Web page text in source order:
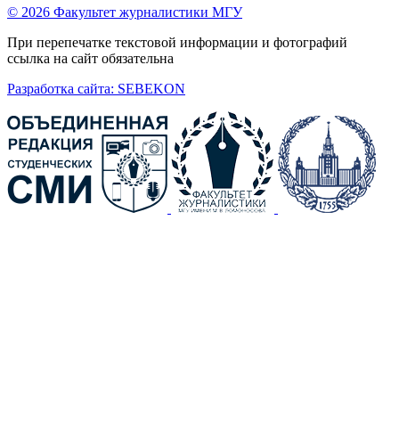
© 2026 Факультет журналистики МГУ
При перепечатке текстовой информации и фотографий
ссылка на сайт обязательна
Разработка сайта: SEBEKON